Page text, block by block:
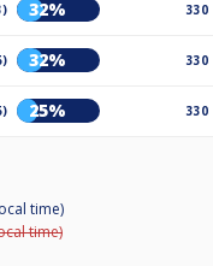
32% 330
32% 330
25% 330
time)
time)